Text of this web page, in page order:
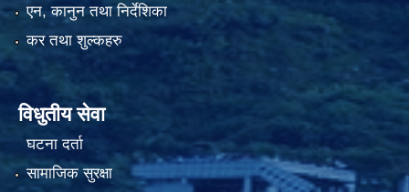
एन, कानुन तथा निर्देशिका
कर तथा शुल्कहरु
विधुतीय सेवा
घटना दर्ता
सामाजिक सुरक्षा